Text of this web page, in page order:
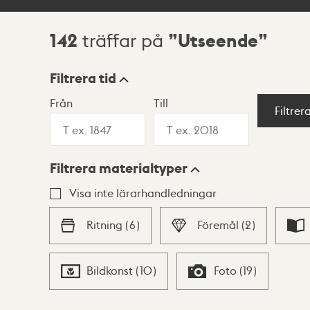
Sökresultat
142 träffar på Utseende
Visningsläge
Lista Karta
Filtrera tid
Från Till
Filtrera materialtyper
Visa inte lärarhandledningar
Ritning (6) Föremål (2)
Bildkonst (10) Foto (19)